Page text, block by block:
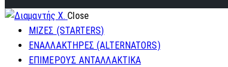
Close
ΜΙΖΕΣ (STARTERS)
ΕΝΑΛΛΑΚΤΗΡΕΣ (ALTERNATORS)
ΕΠΙΜΕΡΟΥΣ ΑΝΤΑΛΛΑΚΤΙΚΑ